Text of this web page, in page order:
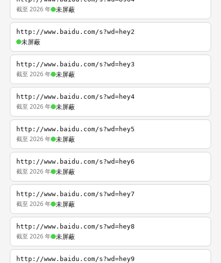
截至 2026 年 未屏蔽
http://www.baidu.com/s?wd=hey2
未屏蔽
http://www.baidu.com/s?wd=hey3
截至 2026 年 未屏蔽
http://www.baidu.com/s?wd=hey4
截至 2026 年 未屏蔽
http://www.baidu.com/s?wd=hey5
截至 2026 年 未屏蔽
http://www.baidu.com/s?wd=hey6
截至 2026 年 未屏蔽
http://www.baidu.com/s?wd=hey7
截至 2026 年 未屏蔽
http://www.baidu.com/s?wd=hey8
截至 2026 年 未屏蔽
http://www.baidu.com/s?wd=hey9